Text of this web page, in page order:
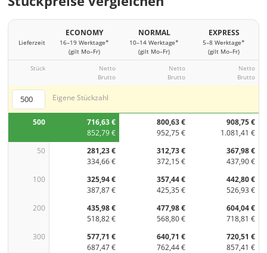
Lieferzeit
ECONOMY
16–19 Werktage*
(gilt Mo–Fr)
NORMAL
10–14 Werktage*
(gilt Mo–Fr)
EXPRESS
5–8 Werktage*
(gilt Mo–Fr)
Stück
Netto
Brutto
Netto
Brutto
Netto
Brutto
Eigene Stückzahl
500
716,63 €
852,79 €
800,63 €
952,75 €
908,75 €
1.081,41 €
50
281,23 €
334,66 €
312,73 €
372,15 €
367,98 €
437,90 €
100
325,94 €
387,87 €
357,44 €
425,35 €
442,80 €
526,93 €
200
435,98 €
518,82 €
477,98 €
568,80 €
604,04 €
718,81 €
300
577,71 €
687,47 €
640,71 €
762,44 €
720,51 €
857,41 €